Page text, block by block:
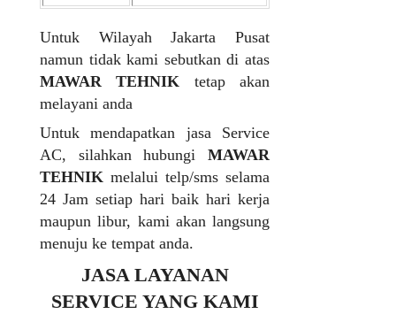
Untuk Wilayah Jakarta Pusat
namun tidak kami sebutkan di atas
MAWAR TEHNIK tetap akan
melayani anda
Untuk mendapatkan jasa Service
AC, silahkan hubungi MAWAR
TEHNIK melalui telp/sms selama
24 Jam setiap hari baik hari kerja
maupun libur, kami akan langsung
menuju ke tempat anda.
JASA LAYANAN
SERVICE YANG KAMI